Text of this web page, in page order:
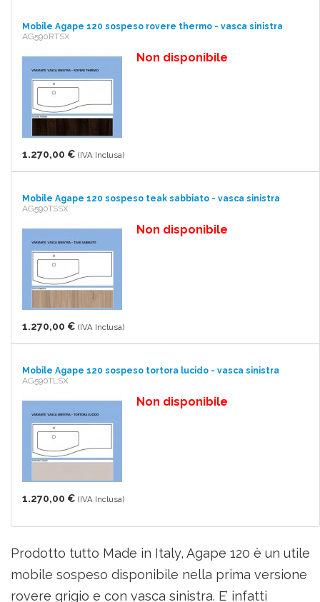
Mobile Agape 120 sospeso rovere thermo - vasca sinistra
AG590RTSX
Non disponibile
1.270,00 € (IVA Inclusa)
Mobile Agape 120 sospeso teak sabbiato - vasca sinistra
AG590TSSX
Non disponibile
1.270,00 € (IVA Inclusa)
Mobile Agape 120 sospeso tortora lucido - vasca sinistra
AG590TLSX
Non disponibile
1.270,00 € (IVA Inclusa)
Prodotto tutto Made in Italy, Agape 120 è un utile
mobile sospeso disponibile nella prima versione
rovere grigio e con vasca sinistra. E’ infatti